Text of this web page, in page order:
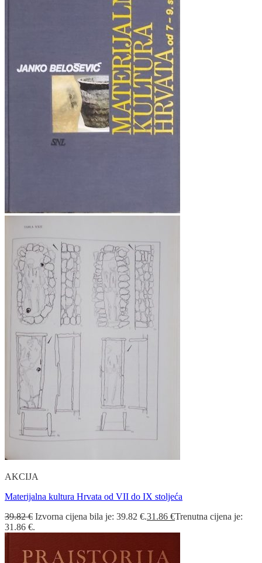
AKCIJA
Materijalna kultura Hrvata od VII do IX stoljeća
39.82€ Izvorna cijena bila je: 39.82 €.31.86 €Trenutna cijena je:
31.86 €.